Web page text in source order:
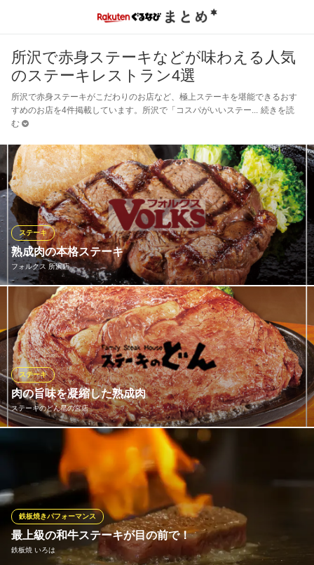
所沢で赤身ステーキなどが味わえる人気
のステーキレストラン4選
所沢で赤身ステーキがこだわりのお店など、極上ステーキを堪能できるおす
すめのお店を4件掲載しています。所沢で「コスパがいいステー
続きを読
む
熟成肉の本格ステーキ
フォルクス 所沢店
ステーキ
フォルクス自慢の「熟成サーロインステーキ」。牛肉本来の赤身
の美味しさを最大限に引き出し、適度な旨味と深い味わいが魅力
です 。専門店ならではの絶妙な焼き加減でご提供。特別な日に
も、普段のごちそうにもぴったりの一皿です。
フォルクス 所沢店
ステーキレストラン
西武池袋線小手指駅 徒歩12分
埼玉県所沢市上新井4-30-6
肉の旨味を凝縮した熟成肉
ステーキのどん星の宮店
ステーキ
ステーキ通も唸る「熟成リブロインステーキ」。時間をかけて丁
寧に熟成させることで、肉本来の旨味を最大限に凝縮しました。
噛むほどに広がる豊かな風味と、とろけるような食感をご堪能く
ださい。
ステーキのどん星の宮店
気軽に熱々のステーキ
西武狭山線西所沢駅 徒歩6分
最上級の和牛ステーキが目の前で！
鉄板焼 いろは
鉄板焼きパフォーマンス